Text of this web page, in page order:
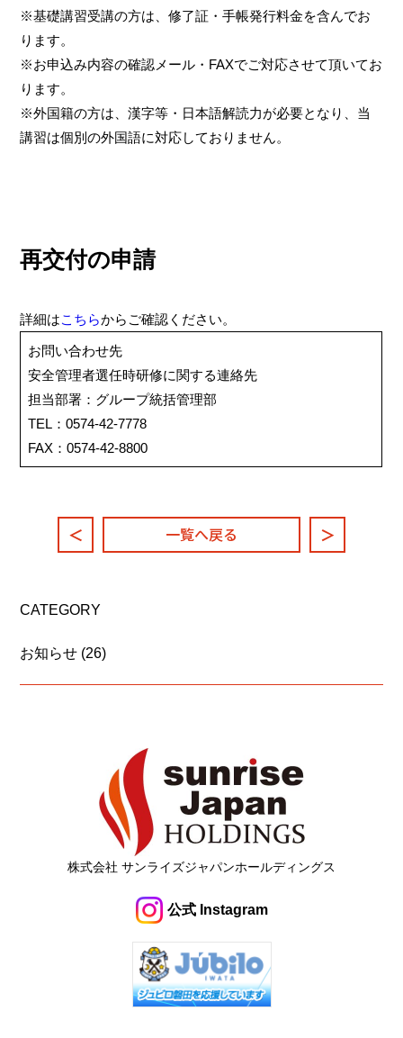
CATEGORY
お知らせ (26)
※基礎講習受講の方は、修了証・手帳発行料金を含んでお
ります。
※お申込み内容の確認メール・FAXでご対応させて頂いてお
ります。
※外国籍の方は、漢字等・日本語解読力が必要となり、当
講習は個別の外国語に対応しておりません。
再交付の申請
詳細はこちらからご確認ください。
お問い合わせ先
安全管理者選任時研修に関する連絡先
担当部署：グループ統括管理部
TEL：0574-42-7778
FAX：0574-42-8800
＜ 一覧へ戻る ＞
株式会社 サンライズジャパンホールディングス
公式 Instagram